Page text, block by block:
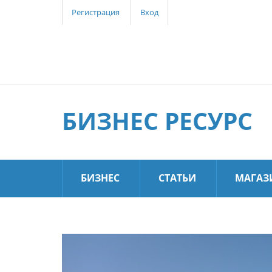
Регистрация Вход
БИЗНЕС РЕСУРС
БИЗНЕС СТАТЬИ